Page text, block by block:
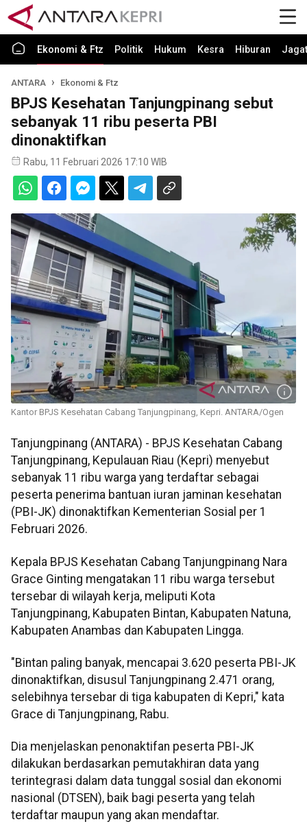
Ekonomi & Ftz Politik Hukum Kesra Hiburan Jagat
ANTARA Ekonomi & Ftz
BPJS Kesehatan Tanjungpinang sebut
sebanyak 11 ribu peserta PBI
dinonaktifkan
Rabu, 11 Februari 2026 17:10 WIB
Kantor BPJS Kesehatan Cabang Tanjungpinang, Kepri. ANTARA/Ogen
Tanjungpinang (ANTARA) - BPJS Kesehatan Cabang
Tanjungpinang, Kepulauan Riau (Kepri) menyebut
sebanyak 11 ribu warga yang terdaftar sebagai
peserta penerima bantuan iuran jaminan kesehatan
(PBI-JK) dinonaktifkan Kementerian Sosial per 1
Februari 2026.
Kepala BPJS Kesehatan Cabang Tanjungpinang Nara
Grace Ginting mengatakan 11 ribu warga tersebut
tersebar di wilayah kerja, meliputi Kota
Tanjungpinang, Kabupaten Bintan, Kabupaten Natuna,
Kabupaten Anambas dan Kabupaten Lingga.
"Bintan paling banyak, mencapai 3.620 peserta PBI-JK
dinonaktifkan, disusul Tanjungpinang 2.471 orang,
selebihnya tersebar di tiga kabupaten di Kepri," kata
Grace di Tanjungpinang, Rabu.
Dia menjelaskan penonaktifan peserta PBI-JK
dilakukan berdasarkan pemutakhiran data yang
terintegrasi dalam data tunggal sosial dan ekonomi
nasional (DTSEN), baik bagi peserta yang telah
terdaftar maupun yang akan mendaftar.